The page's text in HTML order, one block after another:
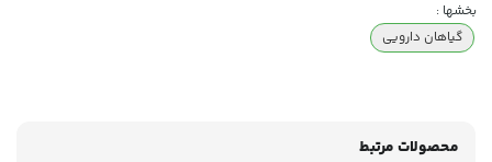
بخشها :
گیاهان دارویی
محصولات مرتبط